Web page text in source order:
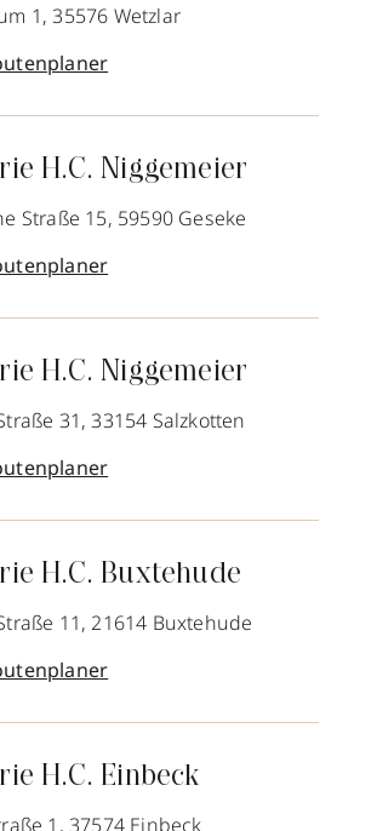
1, 35576 Wetzlar
H.C. Niggemeier
Straße 15, 59590 Geseke
H.C. Niggemeier
31, 33154 Salzkotten
H.C. Buxtehude
11, 21614 Buxtehude
H.C. Einbeck
1, 37574 Einbeck